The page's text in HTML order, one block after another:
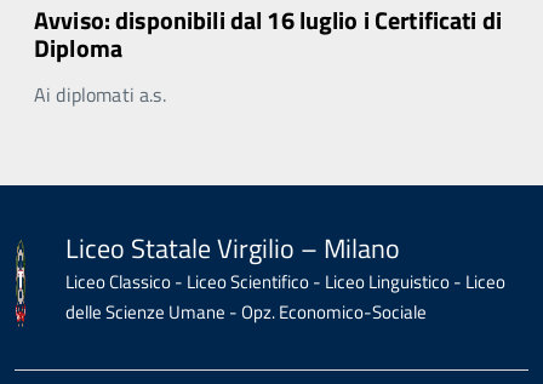
Avviso: disponibili dal 16 luglio i Certificati di
Diploma
Ai diplomati a.s.
Liceo Statale Virgilio – Milano
Liceo Classico - Liceo Scientifico - Liceo Linguistico - Liceo
delle Scienze Umane - Opz. Economico-Sociale